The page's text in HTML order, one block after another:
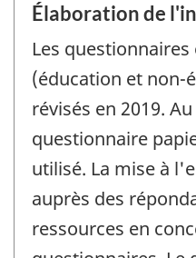
Élaboration de
Les
(éducation et non-
révisés en 2019.
questionnaire
utilisé. La mise à
auprès des
ressources en